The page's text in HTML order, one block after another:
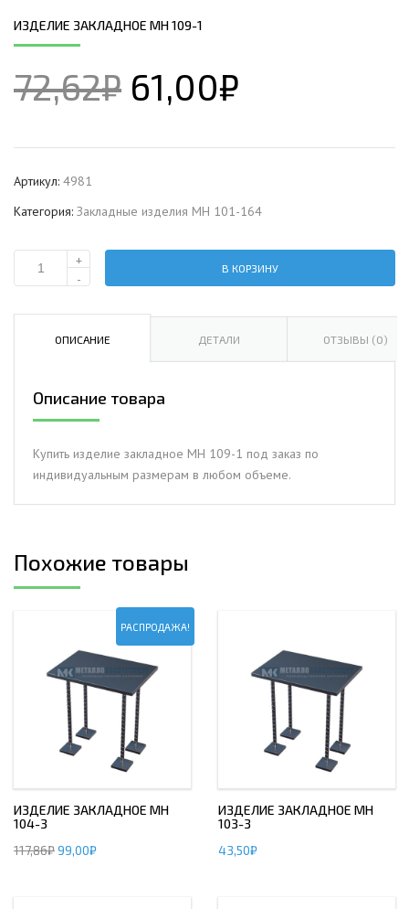
ИЗДЕЛИЕ ЗАКЛАДНОЕ МН 109-1
72,62₽ 61,00₽
Артикул: 4981
Категория: Закладные изделия МН 101-164
Количество
закладное
+
-
В КОРЗИНУ
ОПИСАНИЕ ДЕТАЛИ ОТЗЫВЫ (0)
Описание товара
Купить изделие закладное МН 109-1 под заказ по
индивидуальным размерам в любом объеме.
Похожие товары
РАСПРОДАЖА!
ИЗДЕЛИЕ ЗАКЛАДНОЕ МН
104-3
117,86₽99,00₽
ИЗДЕЛИЕ ЗАКЛАДНОЕ МН
103-3
43,50₽